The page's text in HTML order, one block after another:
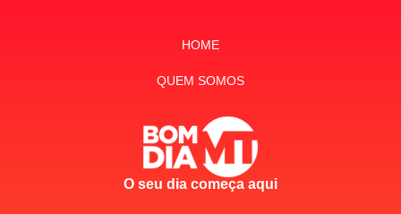
HOME
QUEM SOMOS
O seu dia começa aqui